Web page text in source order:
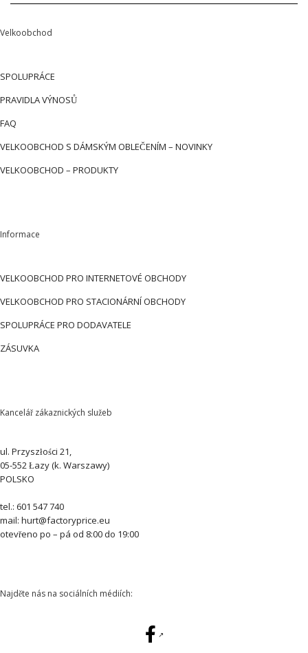
Velkoobchod
SPOLUPRÁCE
PRAVIDLA VÝNOSŮ
FAQ
VELKOOBCHOD S DÁMSKÝM OBLEČENÍM – NOVINKY
VELKOOBCHOD – PRODUKTY
Informace
VELKOOBCHOD PRO INTERNETOVÉ OBCHODY
VELKOOBCHOD PRO STACIONÁRNÍ OBCHODY
SPOLUPRÁCE PRO DODAVATELE
ZÁSUVKA
Kancelář zákaznických služeb
ul. Przyszłości 21,
05-552 Łazy (k. Warszawy)
POLSKO
tel.: 601 547 740
mail: hurt@factoryprice.eu
otevřeno po – pá od 8:00 do 19:00
Najděte nás na sociálních médiích: